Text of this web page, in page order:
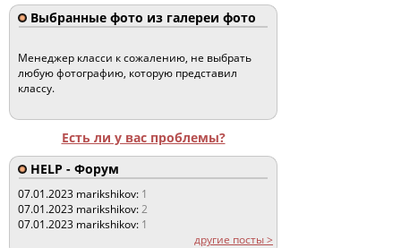
Выбранные фото из галереи фото
Менеджер класси к сожалению, не выбрать
любую фотографию, которую представил
классу.
Есть ли у вас проблемы?
HELP - Форум
07.01.2023 marikshikov: 1
07.01.2023 marikshikov:2
07.01.2023 marikshikov: 1
другие посты >